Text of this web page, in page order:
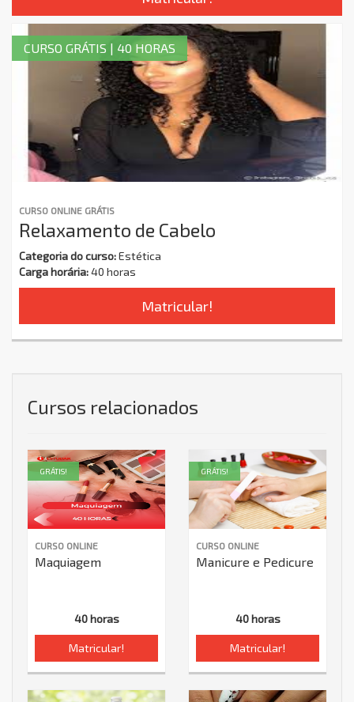
CURSO ONLINE GRÁTIS
Relaxamento de Cabelo
Categoria do curso:Estética
Carga horária:40 horas
Matricular!
CURSO GRÁTIS | 40 HORAS
Cursos relacionados
CURSO ONLINE
Maquiagem
40 horas
Matricular!
GRÁTIS!
CURSO ONLINE
Manicure e Pedicure
40 horas
Matricular!
GRÁTIS!